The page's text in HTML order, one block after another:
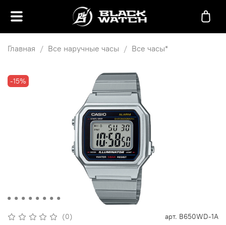
Главная Все наручные часы Все часы*
-15%
(0) арт. B650WD-1A